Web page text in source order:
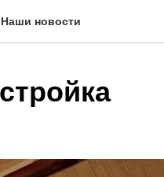
Наши новости